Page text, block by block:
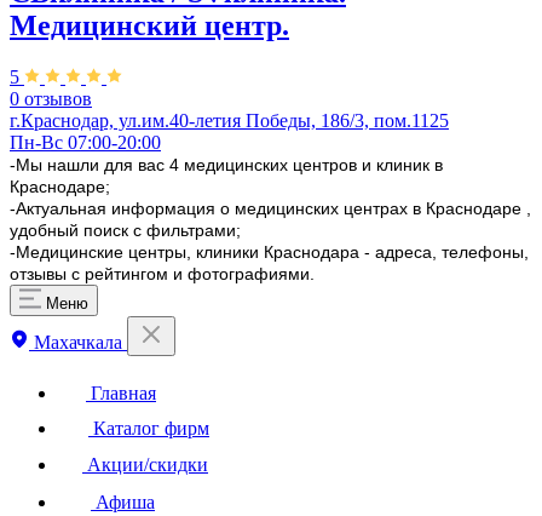
Медицинский центр.
5
0 отзывов
г.Краснодар, ул.им.40-летия Победы, 186/3, пом.1125
Пн-Вс 07:00-20:00
-Мы нашли для вас 4 медицинских центров и клиник в
Краснодаре;
-Актуальная информация о медицинских центрах в Краснодаре ,
удобный поиск с фильтрами;
-Медицинские центры, клиники Краснодара - адреса, телефоны,
отзывы с рейтингом и фотографиями.
Меню
Махачкала
Главная
Каталог фирм
Акции/скидки
Афиша